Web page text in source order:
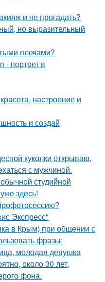
и не прогадать?
но выразительный
плечами?
- портрет в
настроение и
и создай
куколки открываю.
с мужчинoй.
студийной
здесь!
Экспресс"
в Крым) при общении с
фразы:
молодая девушка
около 30 лет,
фона.